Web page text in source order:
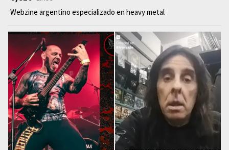
Webzine argentino especializado en heavy metal